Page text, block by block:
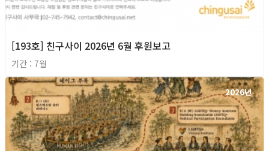
[193호] 친구사이 2026년 6월 후원보고
기간 : 7월
2026년